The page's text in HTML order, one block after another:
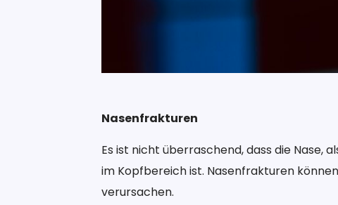
Nasenfrakturen
Es ist nicht überraschend, dass die
im Kopfbereich ist. Nasenfrakturen
verursachen.